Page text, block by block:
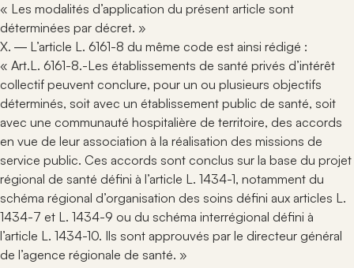
« Les modalités d’application du présent article sont
déterminées par décret. »
X. ― L’article L. 6161-8 du même code est ainsi rédigé :
« Art.L. 6161-8.-Les établissements de santé privés d’intérêt
collectif peuvent conclure, pour un ou plusieurs objectifs
déterminés, soit avec un établissement public de santé, soit
avec une communauté hospitalière de territoire, des accords
en vue de leur association à la réalisation des missions de
service public. Ces accords sont conclus sur la base du projet
régional de santé défini à l’article L. 1434-1, notamment du
schéma régional d’organisation des soins défini aux articles L.
1434-7 et L. 1434-9 ou du schéma interrégional défini à
l’article L. 1434-10. Ils sont approuvés par le directeur général
de l’agence régionale de santé. »